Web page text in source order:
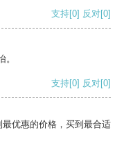
支持[0] 反对[0]
支持[0] 反对[0]
优惠的价格，买到最合适